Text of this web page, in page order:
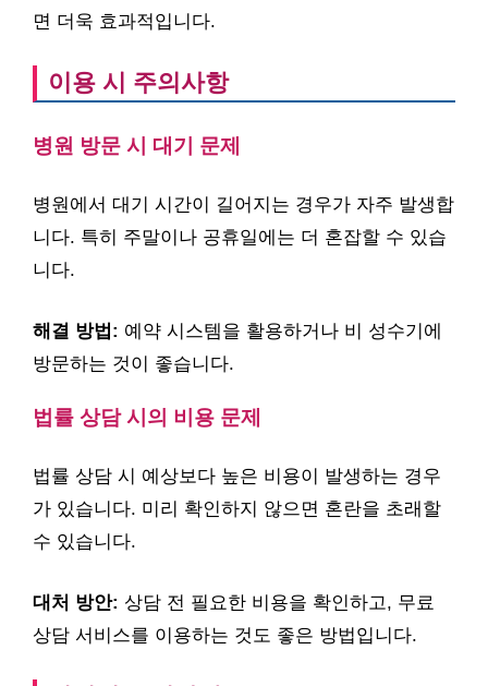
면 더욱 효과적입니다.
이용 시 주의사항
병원 방문 시 대기 문제
병원에서 대기 시간이 길어지는 경우가 자주 발생합
니다. 특히 주말이나 공휴일에는 더 혼잡할 수 있습
니다.
해결 방법: 예약 시스템을 활용하거나 비 성수기에
방문하는 것이 좋습니다.
법률 상담 시의 비용 문제
법률 상담 시 예상보다 높은 비용이 발생하는 경우
가 있습니다. 미리 확인하지 않으면 혼란을 초래할
수 있습니다.
대처 방안: 상담 전 필요한 비용을 확인하고, 무료
상담 서비스를 이용하는 것도 좋은 방법입니다.